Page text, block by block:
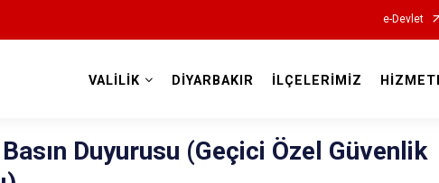
e-Devlet
VALİLİK DİYARBAKIR İLÇELERİMİZ
Duyurusu (Geçici Özel Güvenlik